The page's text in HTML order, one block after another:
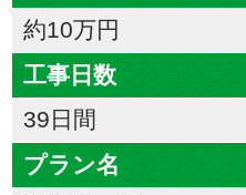
約10万円
工事日数
39日間
プラン名